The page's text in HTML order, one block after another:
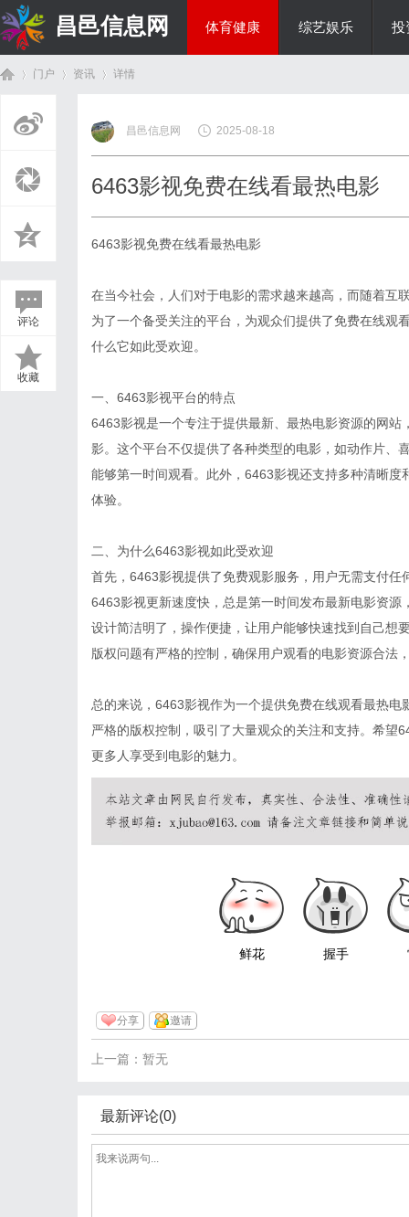
昌邑信息网 体育健康 综艺娱乐 投
门户 资讯
›
详情
评论
收藏
昌邑信息网 2025-08-18
6463影视免费在线看最热电影
6463影视免费在线看最热电影
在当今社会，人们对于电影的需求越来越高，而随着互
为了一个备受关注的平台，为观众们提供了免费在线观
什么它如此受欢迎。
一、6463影视平台的特点
6463影视是一个专注于提供最新、最热电影资源的网
影。这个平台不仅提供了各种类型的电影，如动作片、
能够第一时间观看。此外，6463影视还支持多种清晰
体验。
二、为什么6463影视如此受欢迎
首先，6463影视提供了免费观影服务，用户无需支付
6463影视更新速度快，总是第一时间发布最新电影资
设计简洁明了，操作便捷，让用户能够快速找到自己想
版权问题有严格的控制，确保用户观看的电影资源合法
总的来说，6463影视作为一个提供免费在线观看最热
严格的版权控制，吸引了大量观众的关注和支持。希望
更多人享受到电影的魅力。
鲜花 握手
分享 邀请
上一篇：暂无
最新评论(0)